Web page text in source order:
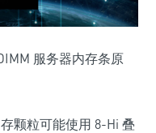
服务器内存条原
颗粒可能使用 8-Hi 叠